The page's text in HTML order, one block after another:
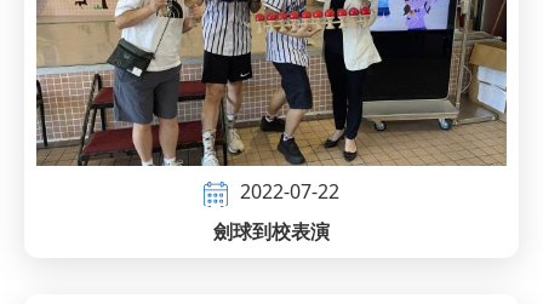
2022-07-22
劍球到校表演